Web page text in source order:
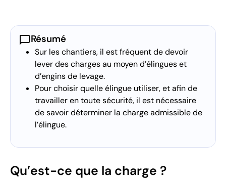
chat_bubbleRésumé
Sur les chantiers, il est fréquent de devoir
lever des charges au moyen d’élingues et
d’engins de levage.
Pour choisir quelle élingue utiliser, et afin de
travailler en toute sécurité, il est nécessaire
de savoir déterminer la charge admissible de
l’élingue.
Qu’est-ce que la charge ?